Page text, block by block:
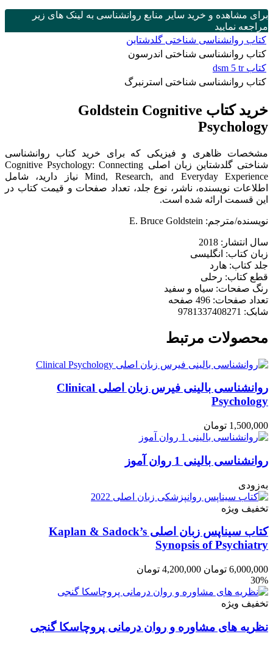
برای مشاهده و خرید سایر منابع روانشناسی به لینک های زیر
مراجعه نمایید
کتاب روانشناسی شناختی گلدشتاین
کتاب روانشناسی شناختی اندرسون
کتاب dsm 5 tr
کتاب روانشناسی شناختی استرنبرگ
خرید کتاب Goldstein Cognitive
Psychology
مشخصات ظاهری و فیزیکی که برای خرید کتاب روانشناسی
شناختی گلدشتاین زبان اصلی Cognitive Psychology: Connecting
Mind, Research, and Everyday Experience نیاز دارید، شامل
اطلاعات نویسنده، ناشر، نوع جلد، تعداد صفحات و قیمت کتاب در
این قسمت ارائه شده است.
نویسنده/مترجم: E. Bruce Goldstein
سال انتشار: 2018
زبان کتاب: انگلیسی
جلد کتاب: هارد
قطع کتاب: رحلی
رنگ صفحات: سیاه و سفید
تعداد صفحات: 496 صفحه
شابک: 9781337408271
محصولات مرتبط
روانشناسی بالینی فیرس زبان اصلی Clinical
Psychology
1,500,000 تومان
روانشناسی بالینی 1 روان آموز
به‌زودی
تخفیف ویژه
کتاب سیناپس زبان اصلی Kaplan & Sadock’s
Synopsis of Psychiatry
6,000,000 تومان 4,200,000 تومان
30%
تخفیف ویژه
نظریه های مشاوره و روان درمانی پروچاسکا گنجی